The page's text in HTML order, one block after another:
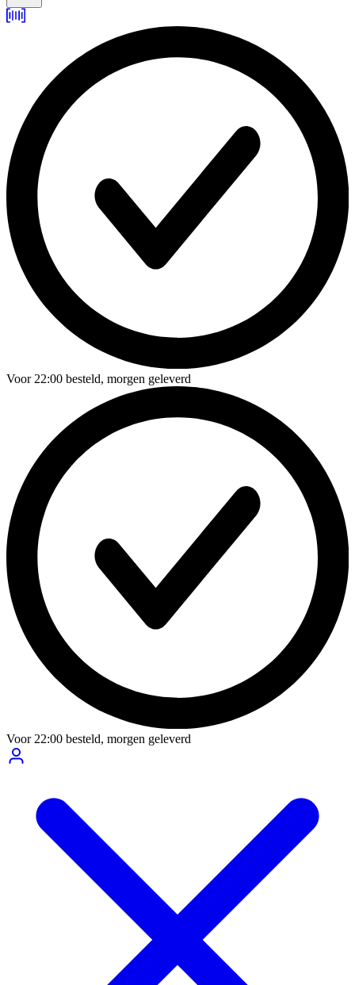
Voor22:00 besteld, morgen geleverd
Voor22:00 besteld, morgen geleverd